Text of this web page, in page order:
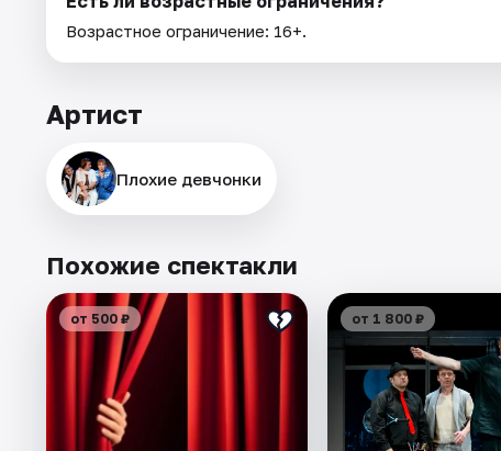
Возрастное ограничение: 16+.
Артист
Плохие девчонки
Похожие спектакли
от 500 ₽ от 1 800 ₽